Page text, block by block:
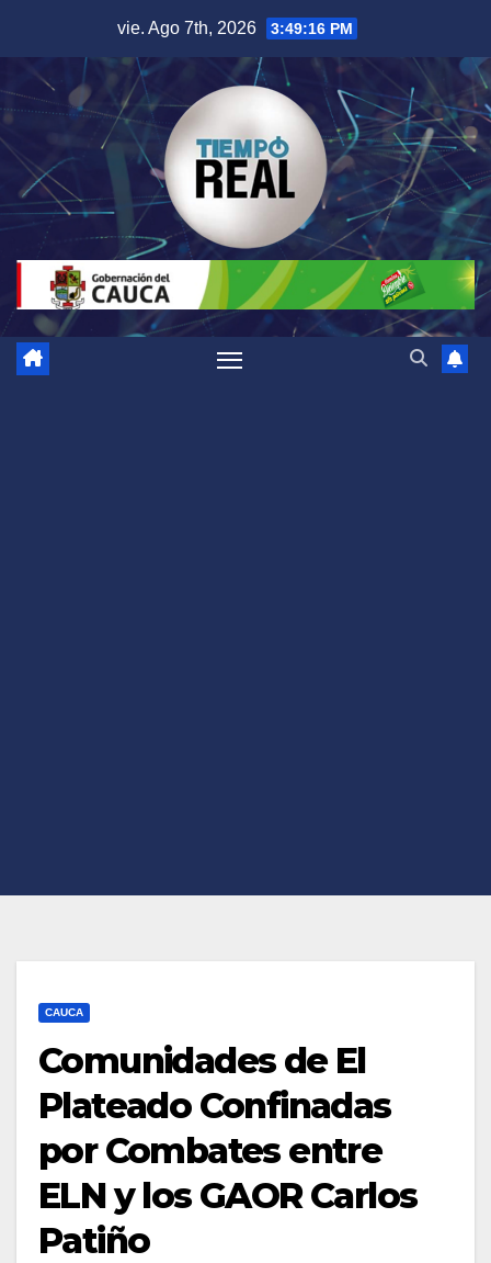
contenido
vie. Ago 7th, 2026 3:49:17 PM
CAUCA
Comunidades de El
Plateado Confinadas
por Combates entre
ELN y los GAOR Carlos
Patiño